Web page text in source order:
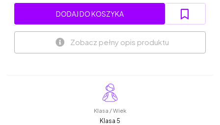
DODAJ DO KOSZYKA
Zobacz pełny opis produktu
Klasa / Wiek
Klasa 5